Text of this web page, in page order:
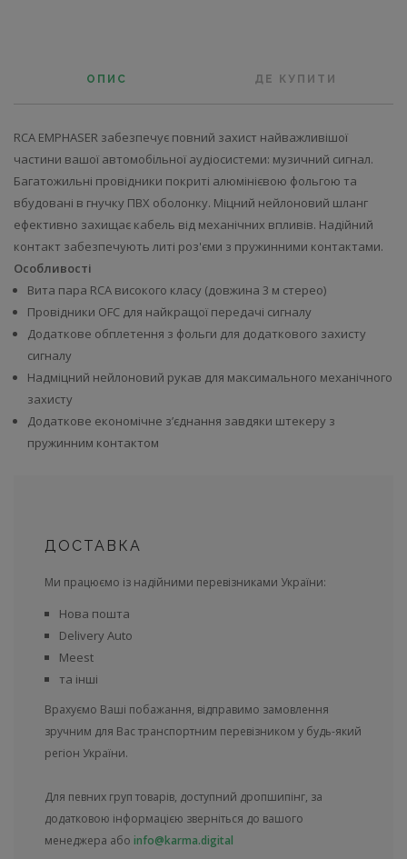
ОПИС ДЕ КУПИТИ
RCA EMPHASER забезпечує повний захист найважливішої
частини вашої автомобільної аудіосистеми: музичний сигнал.
Багатожильні провідники покриті алюмінієвою фольгою та
вбудовані в гнучку ПВХ оболонку. Міцний нейлоновий шланг
ефективно захищає кабель від механічних впливів. Надійний
контакт забезпечують литі роз'єми з пружинними контактами.
Особливості
Вита пара RCA високого класу (довжина 3 м стерео)
Провідники OFC для найкращої передачі сигналу
Додаткове обплетення з фольги для додаткового захисту
сигналу
Надміцний нейлоновий рукав для максимального механічного
захисту
Додаткове економічне з’єднання завдяки штекеру з
пружинним контактом
ДОСТАВКА
Ми працюємо із надійними перевізниками України:
Нова пошта
Delivery Auto
Meest
та інші
Врахуємо Ваші побажання, відправимо замовлення
зручним для Вас транспортним перевізником у будь-який
регіон України.
Для певних груп товарів, доступний дропшипінг, за
додатковою інформацією зверніться до вашого
менеджера або info@karma.digital